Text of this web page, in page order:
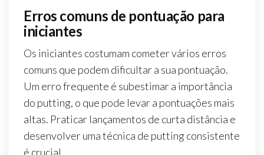
Erros comuns de pontuação para
iniciantes
Os iniciantes costumam cometer vários erros
comuns que podem dificultar a sua pontuação.
Um erro frequente é subestimar a importância
do putting, o que pode levar a pontuações mais
altas. Praticar lançamentos de curta distância e
desenvolver uma técnica de putting consistente
é crucial.